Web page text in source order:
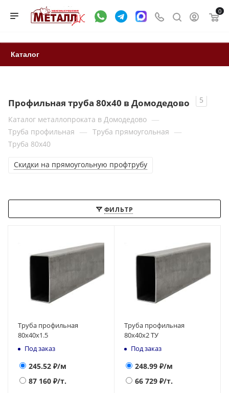
0
Каталог
Профильная труба 80x40 в Домодедово
5
Каталог металлопроката в Домодедово —
Труба профильная — Труба прямоугольная —
Труба 80x40
Скидки на прямоугольную профтрубу
ФИЛЬТР
Труба профильная
80х40х1.5
Под заказ
245.52 ₽/м
87 160 ₽/т.
Труба профильная
80х40х2 ТУ
Под заказ
248.99 ₽/м
66 729 ₽/т.